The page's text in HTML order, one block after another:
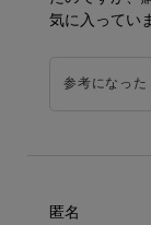
気に入ってい
参考になっ
匿名